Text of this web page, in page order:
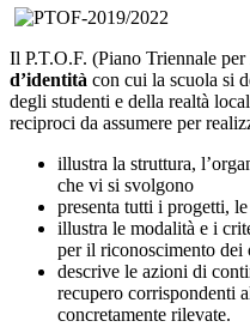
Il P.T.O.F. (Piano Triennale
d’identità con cui la scuola si
degli studenti e della realtà
reciproci da assumere per
illustra la struttura,
che vi si svolgono
presenta tutti i progetti,
illustra le modalità e i
per il riconoscimento dei
descrive le azioni di
recupero corrispondenti
concretamente rilevate.